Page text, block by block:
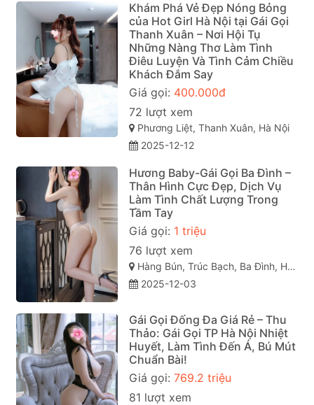
Khám Phá Vẻ Đẹp Nóng Bỏng
của Hot Girl Hà Nội tại Gái Gọi
Thanh Xuân – Nơi Hội Tụ
Những Nàng Thơ Làm Tình
Điêu Luyện Và Tình Cảm Chiều
Khách Đắm Say
Giá gọi: 400.000đ
72 lượt xem
Phương Liệt, Thanh Xuân, Hà Nội
2025-12-12
Hương Baby-Gái Gọi Ba Đình –
Thân Hình Cực Đẹp, Dịch Vụ
Làm Tình Chất Lượng Trong
Tầm Tay
Giá gọi: 1 triệu
76 lượt xem
Hàng Bún, Trúc Bạch, Ba Đình, Hà Nội
2025-12-03
Gái Gọi Đống Đa Giá Rẻ – Thu
Thảo: Gái Gọi TP Hà Nội Nhiệt
Huyết, Làm Tình Đến Á, Bú Mút
Chuẩn Bài!
Giá gọi: 769.2 triệu
81 lượt xem